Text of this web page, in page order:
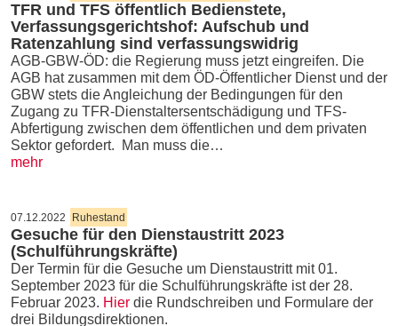
TFR und TFS öffentlich Bedienstete,
Verfassungsgerichtshof: Aufschub und
Ratenzahlung sind verfassungswidrig
AGB-GBW-ÖD: die Regierung muss jetzt eingreifen. Die
AGB hat zusammen mit dem ÖD-Öffentlicher Dienst und der
GBW stets die Angleichung der Bedingungen für den
Zugang zu TFR-Dienstaltersentschädigung und TFS-
Abfertigung zwischen dem öffentlichen und dem privaten
Sektor gefordert. Man muss die…
mehr
07.12.2022 Ruhestand
Gesuche für den Dienstaustritt 2023
(Schulführungskräfte)
Der Termin für die Gesuche um Dienstaustritt mit 01.
September 2023 für die Schulführungskräfte ist der 28.
Februar 2023. Hier die Rundschreiben und Formulare der
drei Bildungsdirektionen.